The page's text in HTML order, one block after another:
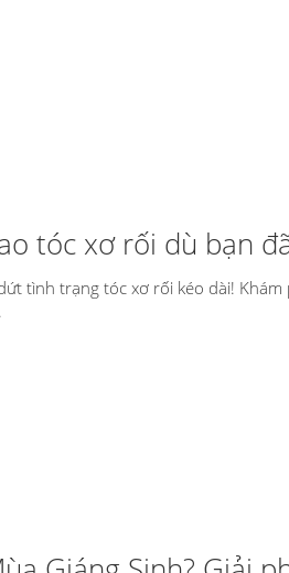
tóc xơ rối dù bạn
tình trạng tóc xơ rối kéo dài!